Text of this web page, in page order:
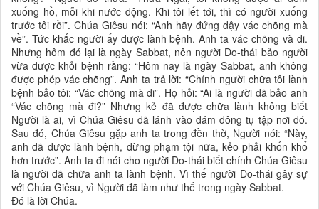
xuống hồ, mỗi khi nước động. Khi tôi lết tới, thì có người xuống
trước tôi rồi”. Chúa Giêsu nói: “Anh hãy đứng dậy vác chõng mà
về”. Tức khắc người ấy được lành bệnh. Anh ta vác chõng và đi.
Nhưng hôm đó lại là ngày Sabbat, nên người Do-thái bảo người
vừa được khỏi bệnh rằng: “Hôm nay là ngày Sabbat, anh không
được phép vác chõng”. Anh ta trả lời: “Chính người chữa tôi lành
bệnh bảo tôi: “Vác chõng mà đi”. Họ hỏi: “Ai là người đã bảo anh
“Vác chõng mà đi?” Nhưng kẻ đã được chữa lành không biết
Người là ai, vì Chúa Giêsu đã lánh vào đám đông tụ tập nơi đó.
Sau đó, Chúa Giêsu gặp anh ta trong đền thờ, Người nói: “Này,
anh đã được lành bệnh, đừng phạm tội nữa, kẻo phải khốn khổ
hơn trước”. Anh ta đi nói cho người Do-thái biết chính Chúa Giêsu
là người đã chữa anh ta lành bệnh. Vì thế người Do-thái gây sự
với Chúa Giêsu, vì Người đã làm như thế trong ngày Sabbat.
Ðó là lời Chúa.